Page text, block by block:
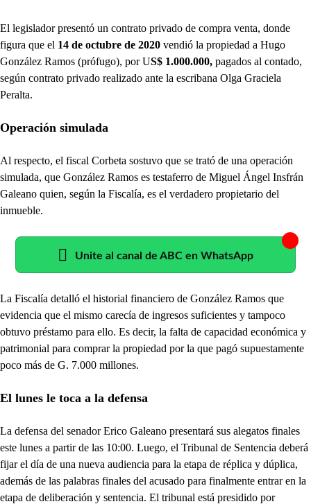
El legislador presentó un contrato privado de compra venta, donde
figura que el 14 de octubre de 2020 vendió la propiedad a Hugo
González Ramos (prófugo), por US$ 1.000.000, pagados al contado,
según contrato privado realizado ante la escribana Olga Graciela
Peralta.
Operación simulada
Al respecto, el fiscal Corbeta sostuvo que se trató de una operación
simulada, que González Ramos es testaferro de Miguel Ángel Insfrán
Galeano quien, según la Fiscalía, es el verdadero propietario del
inmueble.
Unite al canal de ABC en WhatsApp
La Fiscalía detalló el historial financiero de González Ramos que
evidencia que el mismo carecía de ingresos suficientes y tampoco
obtuvo préstamo para ello. Es decir, la falta de capacidad económica y
patrimonial para comprar la propiedad por la que pagó supuestamente
poco más de G. 7.000 millones.
El lunes le toca a la defensa
La defensa del senador Erico Galeano presentará sus alegatos finales
este lunes a partir de las 10:00. Luego, el Tribunal de Sentencia deberá
fijar el día de una nueva audiencia para la etapa de réplica y dúplica,
además de las palabras finales del acusado para finalmente entrar en la
etapa de deliberación y sentencia. El tribunal está presidido por